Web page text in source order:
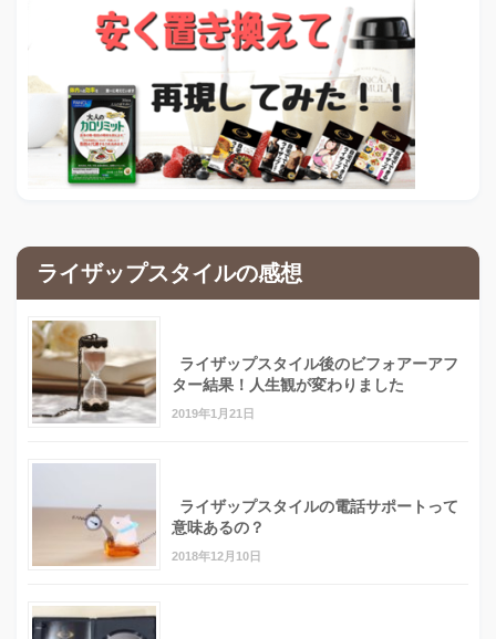
ライザップスタイルの感想
ライザップスタイル後のビフォアーアフ
ター結果！人生観が変わりました
2019年1月21日
ライザップスタイルの電話サポートって
意味あるの？
2018年12月10日